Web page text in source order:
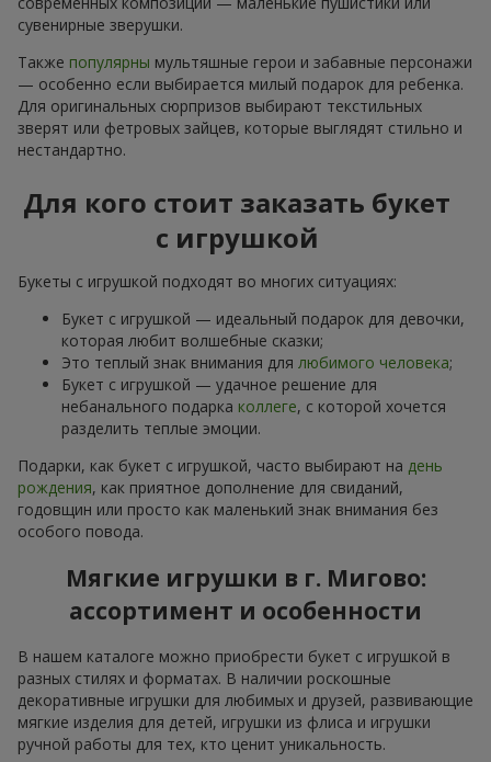
сувенирные зверушки.
Также популярны мультяшные герои и забавные персонажи
— особенно если выбирается милый подарок для ребенка.
Для оригинальных сюрпризов выбирают текстильных
зверят или фетровых зайцев, которые выглядят стильно и
нестандартно.
Для кого стоит заказать букет
с игрушкой
Букеты с игрушкой подходят во многих ситуациях:
Букет с игрушкой — идеальный подарок для девочки,
которая любит волшебные сказки;
Это теплый знак внимания для любимого человека;
Букет с игрушкой — удачное решение для
небанального подарка коллеге, с которой хочется
разделить теплые эмоции.
Подарки, как букет с игрушкой, часто выбирают на день
рождения, как приятное дополнение для свиданий,
годовщин или просто как маленький знак внимания без
особого повода.
Мягкие игрушки в г. Мигово:
ассортимент и особенности
В нашем каталоге можно приобрести букет с игрушкой в
разных стилях и форматах. В наличии роскошные
декоративные игрушки для любимых и друзей, развивающие
мягкие изделия для детей, игрушки из флиса и игрушки
ручной работы для тех, кто ценит уникальность.